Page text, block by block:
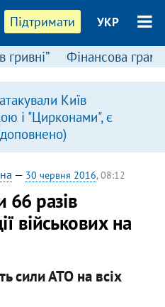
Підтримати УКР
гривні” Фінансова
Київ
і "Цирконами", є
— 30 червня 2016, 08:12
66 разів
військових на
сили АТО на всіх